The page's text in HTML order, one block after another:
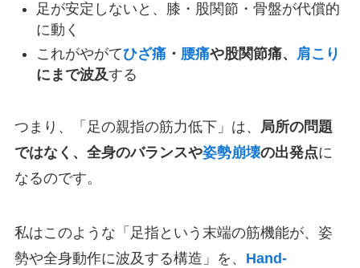
足が安定しないと、膝・股関節・骨盤が代償的
に動く
これがやがてひざ痛・ 腰痛や股関節痛、 肩こり
にまで波及する
つまり、「足の親指の筋力低下」は、 局所の問題
ではなく、全身のバランスや姿勢崩壊の出発点に
なるのです。
私はこのような「足指という末端の筋機能が、姿
勢や全身動作に波及する構造」を、 Hand-